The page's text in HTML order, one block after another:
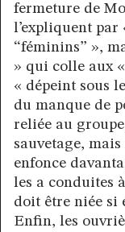
fermeture de
l’expliquent par
“féminins” »,
» qui colle aux
« dépeint sous
du manque de
reliée au
sauvetage,
enfonce
les a conduites
doit être niée si
Enfin, les